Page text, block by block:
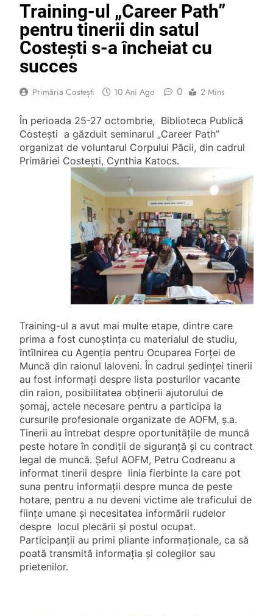
Training-ul „Career Path”
pentru tinerii din satul
Costeşti s-a încheiat cu
succes
Primăria Costești 10 Ani Ago 0 2 Mins
În perioada 25-27 octombrie, Biblioteca Publică
Costeşti a găzduit seminarul „Career Path”
organizat de voluntarul Corpului Păcii, din cadrul
Primăriei Costeşti, Cynthia Katocs.
Training-ul a avut mai multe etape, dintre care
prima a fost cunoştinţa cu materialul de studiu,
întîlnirea cu Agenţia pentru Ocuparea Forţei de
Muncă din raionul Ialoveni. În cadrul şedinţei tinerii
au fost informaţi despre lista posturilor vacante
din raion, posibilitatea obţinerii ajutorului de
şomaj, actele necesare pentru a participa la
cursurile profesionale organizate de AOFM, ş.a.
Tinerii au întrebat despre oportunităţile de muncă
peste hotare în condiţii de siguranţă şi cu contract
legal de muncă. Şeful AOFM, Petru Codreanu a
informat tinerii despre linia fierbinte la care pot
suna pentru informaţii despre munca de peste
hotare, pentru a nu deveni victime ale traficului de
fiinţe umane şi necesitatea informării rudelor
despre locul plecării şi postul ocupat.
Participanţii au primi pliante informaţionale, ca să
poată transmită informaţia şi colegilor sau
prietenilor.